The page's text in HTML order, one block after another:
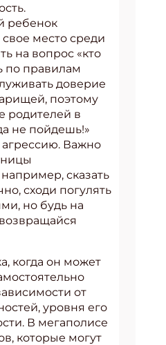
ребенок
место среди
на вопрос «кто
по правилам
доверие
поэтому
родителей в
не пойдешь!»
Важно
сказать
сходи погулять
но будь на
когда он может
от
уровня его
В мегаполисе
которые могут